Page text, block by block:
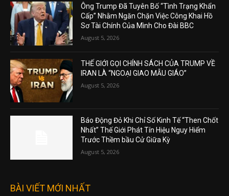
Ông Trump Đã Tuyên Bố “Tình Trạng Khẩn
Cấp” Nhằm Ngăn Chặn Việc Công Khai Hồ
Sơ Tài Chính Của Mình Cho Đài BBC
August 5, 2026
THẾ GIỚI GỌI CHÍNH SÁCH CỦA TRUMP VỀ
IRAN LÀ “NGOẠI GIAO MẪU GIÁO”
August 5, 2026
Báo Động Đỏ Khi Chỉ Số Kinh Tế “Then Chốt
Nhất” Thế Giới Phát Tín Hiệu Nguy Hiểm
Trước Thềm bầu Cử Giữa Kỳ
August 5, 2026
BÀI VIẾT MỚI NHẤT